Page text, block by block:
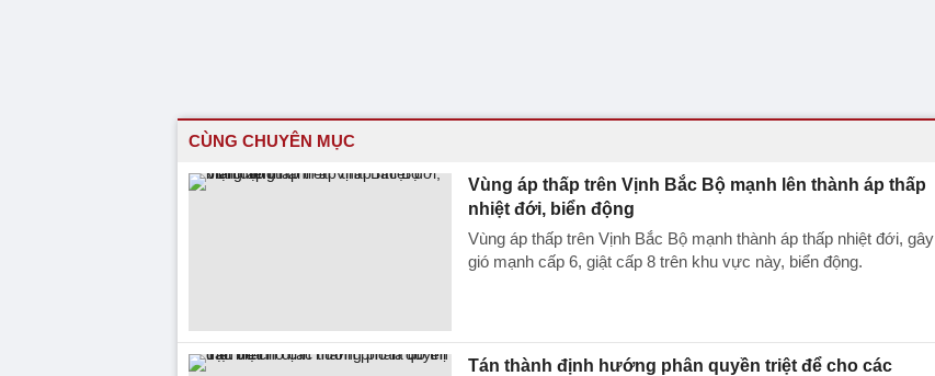
CÙNG CHUYÊN MỤC
Vùng áp thấp trên Vịnh Bắc Bộ mạnh lên thành áp thấp
nhiệt đới, biển động
Vùng áp thấp trên Vịnh Bắc Bộ mạnh thành áp thấp nhiệt đới, gây
gió mạnh cấp 6, giật cấp 8 trên khu vực này, biển động.
Tán thành định hướng phân quyền triệt để cho các